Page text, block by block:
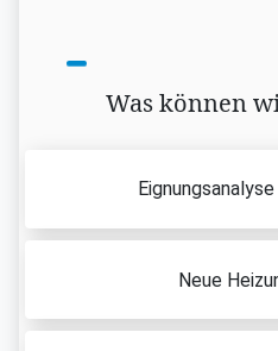
Was können
Neue